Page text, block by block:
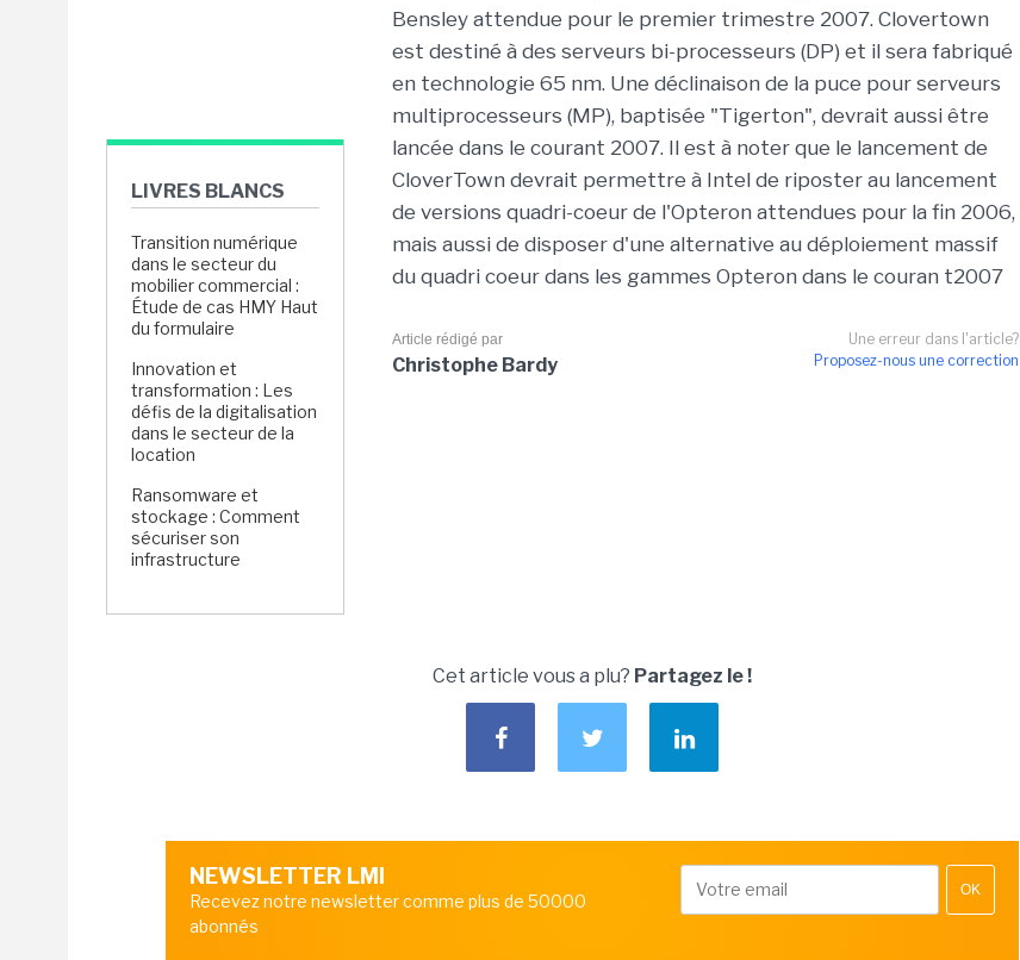
LIVRES BLANCS
Transition numérique
dans le secteur du
mobilier commercial :
Étude de cas HMY Haut
du formulaire
Innovation et
transformation : Les
défis de la digitalisation
dans le secteur de la
location
Ransomware et
stockage : Comment
sécuriser son
infrastructure
Bensley attendue pour le premier trimestre 2007. Clovertown
est destiné à des serveurs bi-processeurs (DP) et il sera fabriqué
en technologie 65 nm. Une déclinaison de la puce pour serveurs
multiprocesseurs (MP), baptisée "Tigerton", devrait aussi être
lancée dans le courant 2007. Il est à noter que le lancement de
CloverTown devrait permettre à Intel de riposter au lancement
de versions quadri-coeur de l'Opteron attendues pour la fin 2006,
mais aussi de disposer d'une alternative au déploiement massif
du quadri coeur dans les gammes Opteron dans le couran t2007
Une erreur dans l'article?
Proposez-nous une correction
Article rédigé par
Christophe Bardy
Cet article vous a plu? Partagez le !
NEWSLETTER LMI
Recevez notre newsletter comme plus de 50000
abonnés
OK